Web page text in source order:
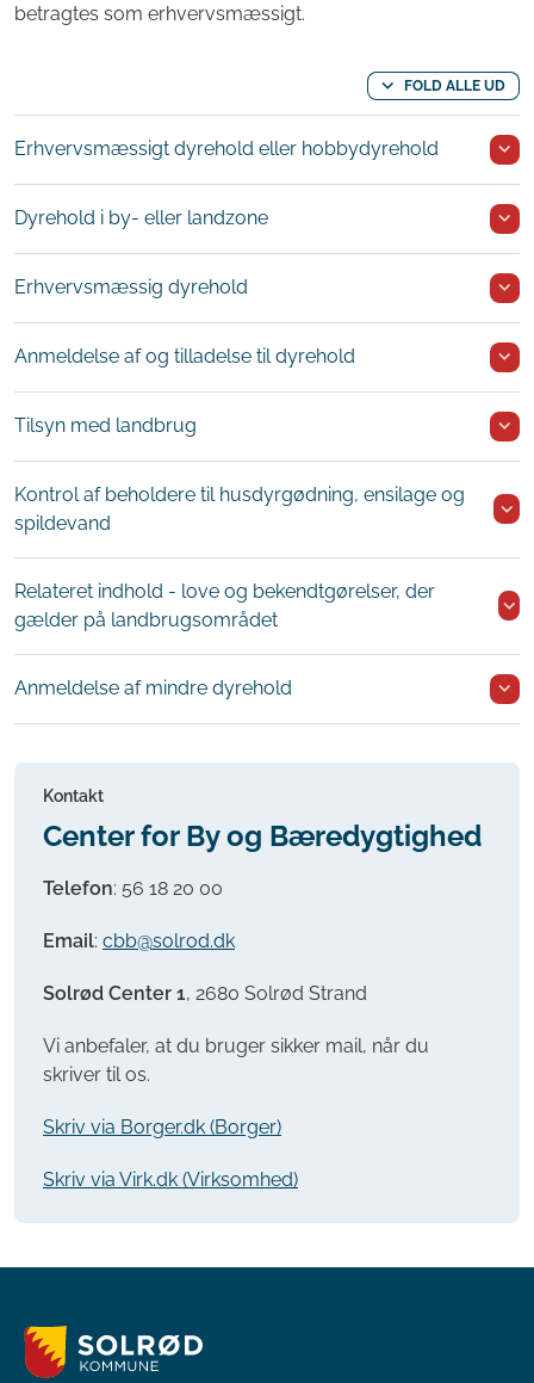
betragtes som erhvervsmæssigt.
FOLD ALLE UD
Erhvervsmæssigt dyrehold eller hobbydyrehold
Dyrehold i by- eller landzone
Erhvervsmæssig dyrehold
Anmeldelse af og tilladelse til dyrehold
Tilsyn med landbrug
Kontrol af beholdere til husdyrgødning, ensilage og
spildevand
Relateret indhold - love og bekendtgørelser, der
gælder på landbrugsområdet
Anmeldelse af mindre dyrehold
Kontakt
Center for By og Bæredygtighed
Telefon: 56 18 20 00
Email: cbb@solrod.dk
Solrød Center 1, 2680 Solrød Strand
Vi anbefaler, at du bruger sikker mail, når du
skriver til os.
Skriv via Borger.dk (Borger)
Skriv via Virk.dk (Virksomhed)